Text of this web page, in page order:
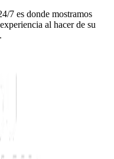
7 es donde mostramos
al hacer de su